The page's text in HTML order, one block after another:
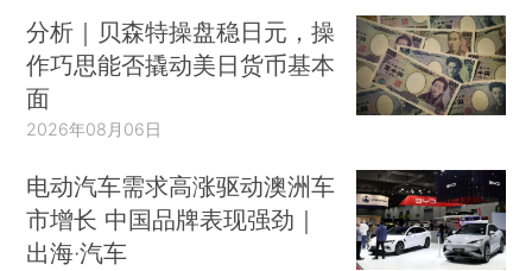
分析｜贝森特操盘稳日元，操
作巧思能否撬动美日货币基本
面
2026年08月06日
电动汽车需求高涨驱动澳洲车
市增长 中国品牌表现强劲｜
出海·汽车